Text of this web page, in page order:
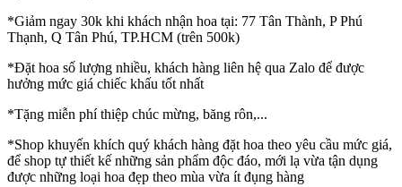
*Giảm ngay 30k khi khách nhận hoa tại: 77 Tân Thành, P Phú
Thạnh, Q Tân Phú, TP.HCM (trên 500k)
*Đặt hoa số lượng nhiều, khách hàng liên hệ qua Zalo để được
hưởng mức giá chiếc khấu tốt nhất
*Tặng miễn phí thiệp chúc mừng, băng rôn,...
*Shop khuyến khích quý khách hàng đặt hoa theo yêu cầu mức giá,
để shop tự thiết kế những sản phẩm độc đáo, mới lạ vừa tận dụng
được những loại hoa đẹp theo mùa vừa ít đụng hàng